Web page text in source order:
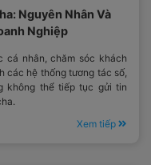
Nguyên Nhân Và
Nghiệp
cá nhân, chăm sóc khách
các hệ thống tương tác số,
không thể tiếp tục gửi tin
Xem tiếp